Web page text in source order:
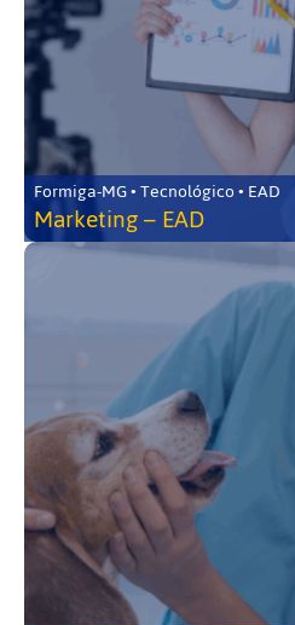
Formiga-MG • Tecnológico • EAD
Marketing – EAD